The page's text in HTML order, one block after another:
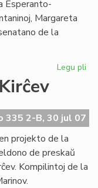
Esperanto-
Margareta
de la
Legu pli
la
335 2-B, 30 jul 07
projekto de la
de preskaŭ
Kompilintoj de la